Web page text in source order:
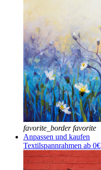
favorite_border favorite
Anpassen und kaufen
Textilspannrahmen ab 0€